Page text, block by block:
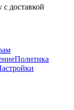
доставкой
Политика